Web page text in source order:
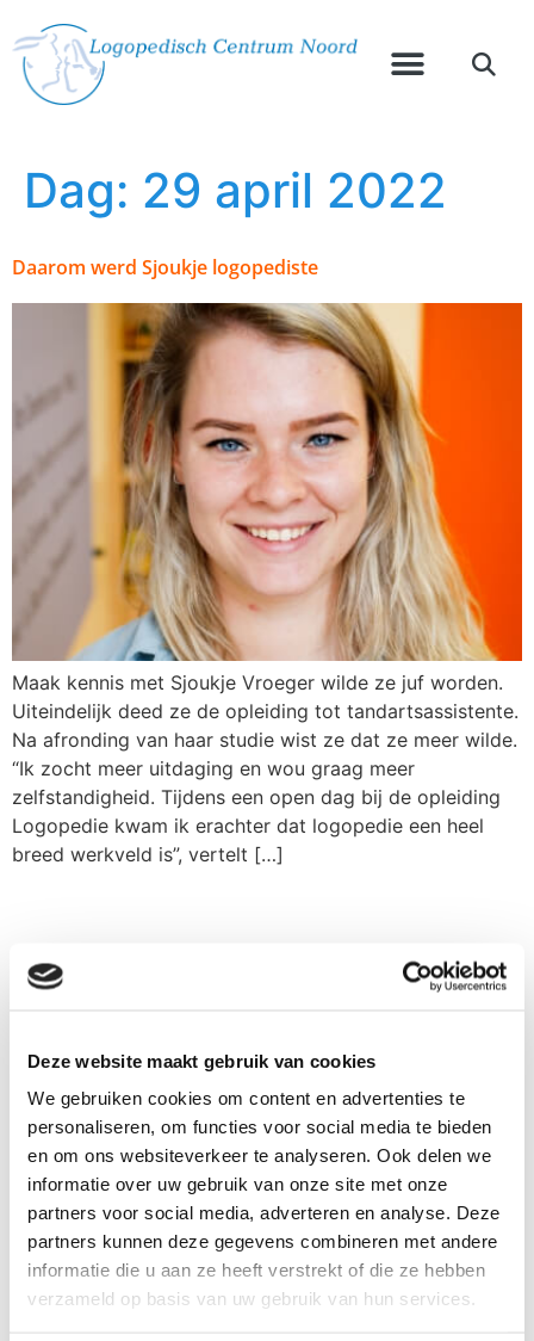
Deze website maakt gebruik van cookies
We gebruiken cookies om content en advertenties te
personaliseren, om functies voor social media te bieden
en om ons websiteverkeer te analyseren. Ook delen we
informatie over uw gebruik van onze site met onze
partners voor social media, adverteren en analyse. Deze
partners kunnen deze gegevens combineren met andere
informatie die u aan ze heeft verstrekt of die ze hebben
verzameld op basis van uw gebruik van hun services.
Dag: 29 april 2022
Daarom werd Sjoukje logopediste
Maak kennis met Sjoukje Vroeger wilde ze juf worden.
Uiteindelijk deed ze de opleiding tot tandartsassistente.
Na afronding van haar studie wist ze dat ze meer wilde.
“Ik zocht meer uitdaging en wou graag meer
zelfstandigheid. Tijdens een open dag bij de opleiding
Logopedie kwam ik erachter dat logopedie een heel
breed werkveld is”, vertelt […]
Ik wil vrijblijvend gebeld worden
Verzenden